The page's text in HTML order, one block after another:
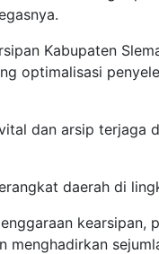
Kabupaten
optimalisasi
dan arsip terjaga
daerah di
kearsipan,